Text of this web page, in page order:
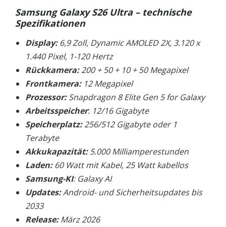
Samsung Galaxy S26 Ultra – technische
Spezifikationen
Display:6,9 Zoll, Dynamic AMOLED 2X, 3.120 x
1.440 Pixel, 1-120 Hertz
Rückkamera:200 + 50 + 10 + 50 Megapixel
Frontkamera:12 Megapixel
Prozessor:Snapdragon 8 Elite Gen 5 for Galaxy
Arbeitsspeicher: 12/16 Gigabyte
Speicherplatz:256/512 Gigabyte oder 1
Terabyte
Akkukapazität:5.000 Milliamperestunden
Laden:60 Watt mit Kabel, 25 Watt kabellos
Samsung-KI: Galaxy AI
Updates:Android- und Sicherheitsupdates bis
2033
Release:März 2026